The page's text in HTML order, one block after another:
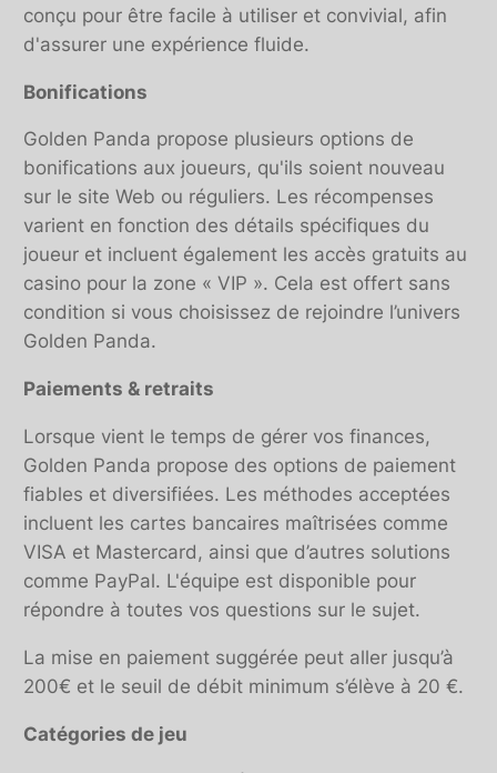
conçu pour être facile à utiliser et convivial, afin
d'assurer une expérience fluide.
Bonifications
Golden Panda propose plusieurs options de
bonifications aux joueurs, qu'ils soient nouveau
sur le site Web ou réguliers. Les récompenses
varient en fonction des détails spécifiques du
joueur et incluent également les accès gratuits au
casino pour la zone « VIP ». Cela est offert sans
condition si vous choisissez de rejoindre l’univers
Golden Panda.
Paiements & retraits
Lorsque vient le temps de gérer vos finances,
Golden Panda propose des options de paiement
fiables et diversifiées. Les méthodes acceptées
incluent les cartes bancaires maîtrisées comme
VISA et Mastercard, ainsi que d’autres solutions
comme PayPal. L'équipe est disponible pour
répondre à toutes vos questions sur le sujet.
La mise en paiement suggérée peut aller jusqu’à
200€ et le seuil de débit minimum s’élève à 20 €.
Catégories de jeu